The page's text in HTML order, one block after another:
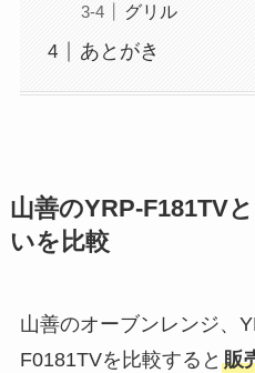
グリル
あとがき
山善のYRP-F181TV
いを比較
山善のオーブンレンジ、
F0181TVを比較すると 販